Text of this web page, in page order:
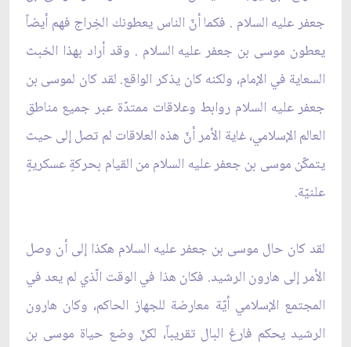
جعفر عليه السلام . فكما أنّ الناس يعطونك الخِراج فهم أيضاً
يعطون موسى بن جعفر عليه السلام . وقد أراد بهذا الخبث
السعاية في الإمام، ولكنه كان يذكر الواقع. لقد كان لموسى بن
جعفر عليه السلام روابط وعلاقات ممتدّة عبر جميع مناطق
العالم الإسلامي، غاية الأمر أنّ هذه العلاقات لم تصل إلى حيث
يتمكّن موسى بن جعفر عليه السلام من القيام بحركةٍ عسكريةٍ
علنيّة.
لقد كان حال موسى بن جعفر عليه السلام هكذا إلى أن وصل
الأمر إلى هارون الرشيد. فكان هذا في الوقت الّذي لم يعد في
المجتمع الإسلامي أيّة معارضة للجهاز الحاكم، وكان هارون
الرشيد يحكم فارغ البال تقريباً، لكنّ وضع حياة موسى بن